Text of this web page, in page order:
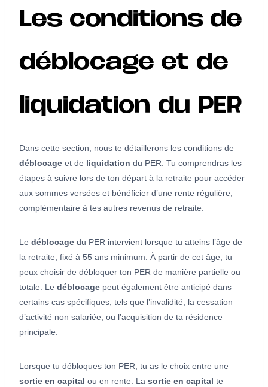
Les conditions de
déblocage et de
liquidation du PER
Dans cette section, nous te détaillerons les conditions de
déblocage et de liquidation du PER. Tu comprendras les
étapes à suivre lors de ton départ à la retraite pour accéder
aux sommes versées et bénéficier d’une rente régulière,
complémentaire à tes autres revenus de retraite.
Le déblocage du PER intervient lorsque tu atteins l’âge de
la retraite, fixé à 55 ans minimum. À partir de cet âge, tu
peux choisir de débloquer ton PER de manière partielle ou
totale. Le déblocage peut également être anticipé dans
certains cas spécifiques, tels que l’invalidité, la cessation
d’activité non salariée, ou l’acquisition de ta résidence
principale.
Lorsque tu débloques ton PER, tu as le choix entre une
sortie en capital ou en rente. La sortie en capital te